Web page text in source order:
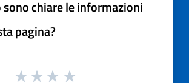
sono chiare le informazioni
pagina?